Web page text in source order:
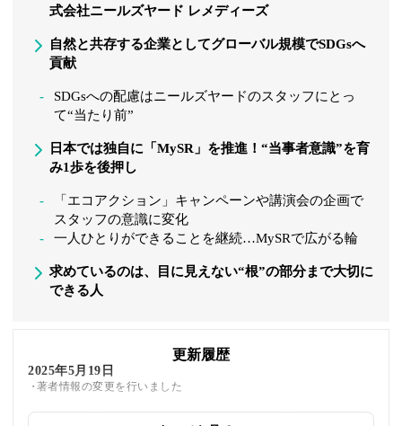
式会社ニールズヤード レメディーズ
自然と共存する企業としてグローバル規模でSDGsへ
貢献
SDGsへの配慮はニールズヤードのスタッフにとっ
て“当たり前”
日本では独自に「MySR」を推進！“当事者意識”を育
み1歩を後押し
「エコアクション」キャンペーンや講演会の企画で
スタッフの意識に変化
一人ひとりができることを継続…MySRで広がる輪
求めているのは、目に見えない“根”の部分まで大切に
できる人
更新履歴
2025年5月19日
著者情報の変更を行いました